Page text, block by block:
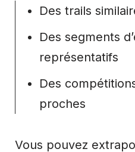
Des trails
Des segments
représentatifs
Des
proches
Vous pouvez